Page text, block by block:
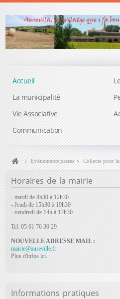
Accueil
La municipalité
Vie Associative
Communication
Evénements passés Collecte pour
Horaires de la mairie
- mardi de 8h30 à 12h30
- Jeudi de 15h30 à 19h30
- vendredi de 14h à 17h30
Tel: 05 61 76 30 29
NOUVELLE ADRESSE MAIL :
mairie@aureville.fr
Plus d'infosici
Informations pratiques